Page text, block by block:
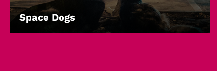
Space Dogs